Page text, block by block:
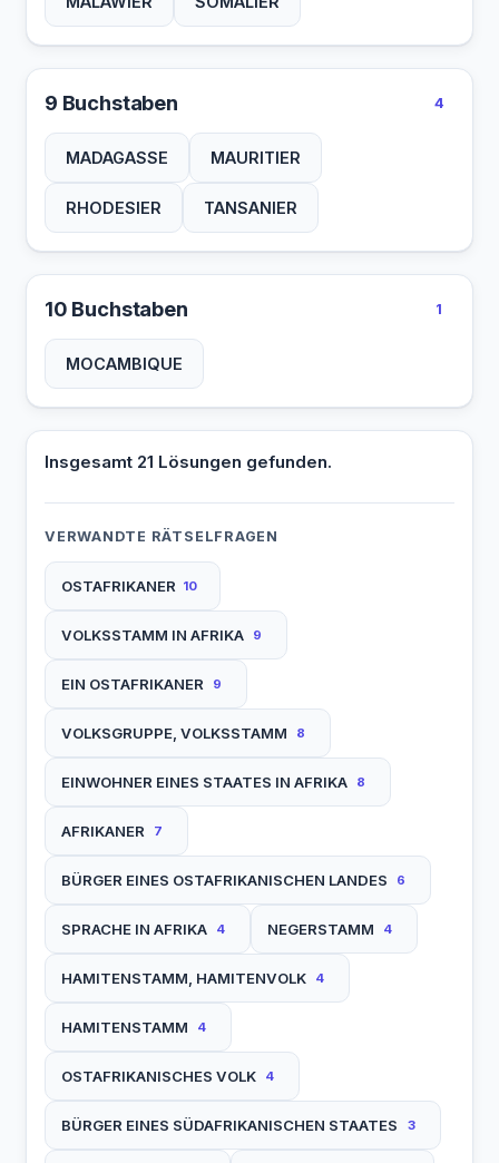
9 Buchstaben 4
MADAGASSE MAURITIER
RHODESIER TANSANIER
10 Buchstaben 1
MOCAMBIQUE
Insgesamt 21 Lösungen gefunden.
VERWANDTE RÄTSELFRAGEN
OSTAFRIKANER 10
VOLKSSTAMM IN AFRIKA 9
EIN OSTAFRIKANER 9
VOLKSGRUPPE, VOLKSSTAMM 8
EINWOHNER EINES STAATES IN AFRIKA 8
AFRIKANER 7
BÜRGER EINES OSTAFRIKANISCHEN LANDES 6
SPRACHE IN AFRIKA 4 NEGERSTAMM 4
HAMITENSTAMM, HAMITENVOLK 4
HAMITENSTAMM 4
OSTAFRIKANISCHES VOLK 4
BÜRGER EINES SÜDAFRIKANISCHEN STAATES 3